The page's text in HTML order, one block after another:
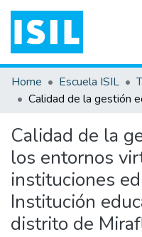
All of DSpace
Statistics
Documentos ▾
Home Escuela ISIL
Calidad de la
los entornos
instituciones
Institución
distrito de